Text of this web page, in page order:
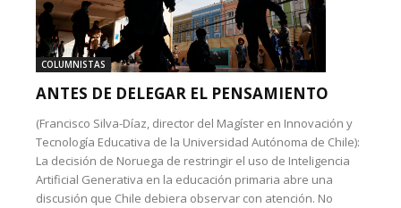
COLUMNISTAS
ANTES DE DELEGAR EL PENSAMIENTO
(Francisco Silva-Díaz, director del Magíster en Innovación y
Tecnología Educativa de la Universidad Autónoma de Chile):
La decisión de Noruega de restringir el uso de Inteligencia
Artificial Generativa en la educación primaria abre una
discusión que Chile debiera observar con atención. No